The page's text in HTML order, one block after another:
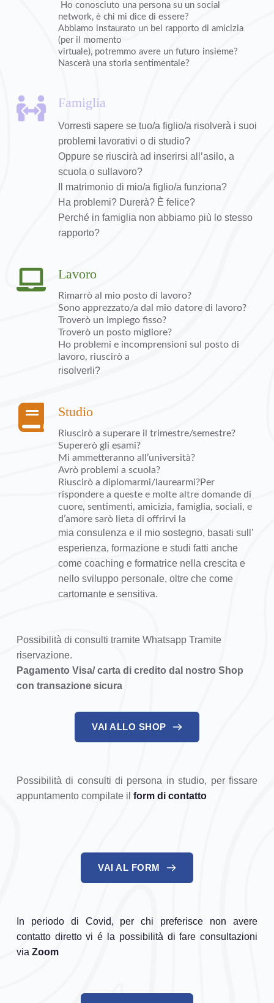
network, è chi mi dice di essere?
Abbiamo instaurato un bel rapporto di amicizia
(per il momento
virtuale), potremmo avere un futuro insieme?
Nascerà una storia sentimentale?
Famiglia
Vorresti sapere se tuo/a figlio/a risolverà i suoi
problemi lavorativi o di studio?
Oppure se riuscirà ad inserirsi all’asilo, a
scuola o sullavoro?
Il matrimonio di mio/a figlio/a funziona?
Ha problemi? Durerà? È felice?
Perché in famiglia non abbiamo più lo stesso
rapporto?
Lavoro
Rimarrò al mio posto di lavoro?
Sono apprezzato/a dal mio datore di lavoro?
Troverò un impiego fisso?
Troverò un posto migliore?
Ho problemi e incomprensioni sul posto di
lavoro, riuscirò a
risolverli?
Studio
Riuscirò a superare il trimestre/semestre?
Supererò gli esami?
Mi ammetteranno all’università?
Avrò problemi a scuola?
Riuscirò a diplomarmi/laurearmi?Per
rispondere a queste e molte altre domande di
cuore, sentimenti, amicizia, famiglia, sociali, e
d’amore sarò lieta di offrirvi la
mia consulenza e il mio sostegno, basati sull’
esperienza, formazione e studi fatti anche
come coaching e formatrice nella crescita e
nello sviluppo personale, oltre che come
cartomante e sensitiva.
Possibilità di consulti tramite Whatsapp Tramite
riservazione.
Pagamento Visa/ carta di credito dal nostro Shop
con transazione sicura
VAI ALLO SHOP
Possibilità di consulti di persona in studio, per fissare
appuntamento compilate il form di contatto
VAI AL FORM
In periodo di Covid, per chi preferisce non avere
contatto diretto vi é la possibilità di fare consultazioni
via Zoom